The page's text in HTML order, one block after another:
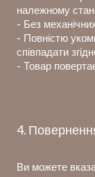
належному
- Без
- Повністю
співпадати
- Товар
4.
Ви можете